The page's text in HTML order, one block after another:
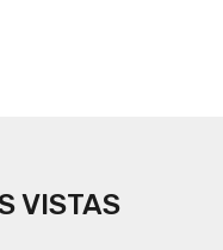
VISTAS